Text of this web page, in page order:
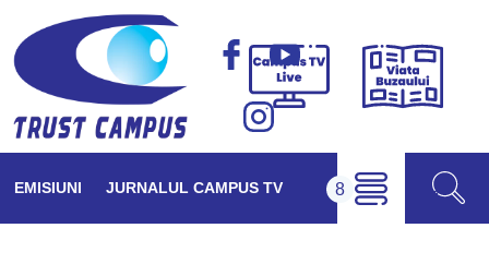
Campus
Viața
EMISIUNI JURNALUL CAMPUS TV